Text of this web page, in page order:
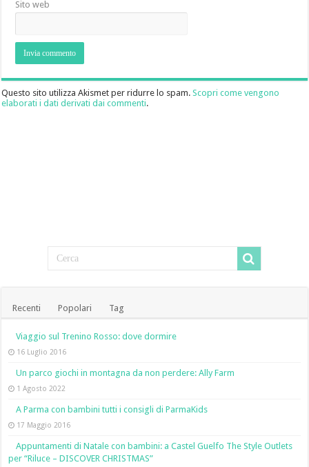
Sito web
Questo sito utilizza Akismet per ridurre lo spam.Scopri come vengono
elaborati i dati derivati dai commenti.
Recenti Popolari Tag
Viaggio sul Trenino Rosso: dove dormire
16 Luglio 2016
Un parco giochi in montagna da non perdere: Ally Farm
1 Agosto 2022
A Parma con bambini tutti i consigli di ParmaKids
17 Maggio 2016
Appuntamenti di Natale con bambini: a Castel Guelfo The Style Outlets
per “Riluce – DISCOVER CHRISTMAS”